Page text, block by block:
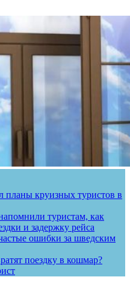
круизных туристов в
туристам, как
и задержку рейса
ошибки за шведским
поездку в кошмар?